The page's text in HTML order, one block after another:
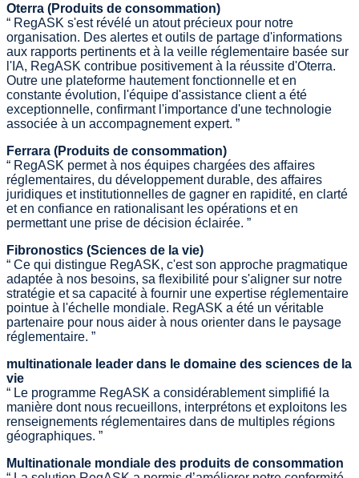
Oterra (Produits de consommation)
“ RegASK s'est révélé un atout précieux pour notre
organisation. Des alertes et outils de partage d'informations
aux rapports pertinents et à la veille réglementaire basée sur
l'IA, RegASK contribue positivement à la réussite d'Oterra.
Outre une plateforme hautement fonctionnelle et en
constante évolution, l'équipe d'assistance client a été
exceptionnelle, confirmant l'importance d'une technologie
associée à un accompagnement expert. ”
Ferrara (Produits de consommation)
“ RegASK permet à nos équipes chargées des affaires
réglementaires, du développement durable, des affaires
juridiques et institutionnelles de gagner en rapidité, en clarté
et en confiance en rationalisant les opérations et en
permettant une prise de décision éclairée. ”
Fibronostics (Sciences de la vie)
“ Ce qui distingue RegASK, c'est son approche pragmatique
adaptée à nos besoins, sa flexibilité pour s'aligner sur notre
stratégie et sa capacité à fournir une expertise réglementaire
pointue à l'échelle mondiale. RegASK a été un véritable
partenaire pour nous aider à nous orienter dans le paysage
réglementaire. ”
multinationale leader dans le domaine des sciences de la
vie
“ Le programme RegASK a considérablement simplifié la
manière dont nous recueillons, interprétons et exploitons les
renseignements réglementaires dans de multiples régions
géographiques. ”
Multinationale mondiale des produits de consommation